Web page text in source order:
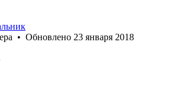
• Обновлено 23 января 2018